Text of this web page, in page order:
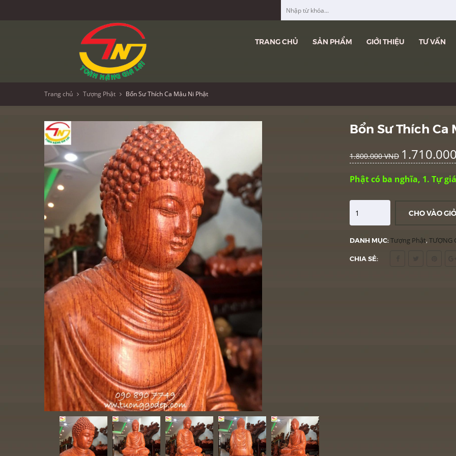
TRANG CHỦ SẢN PHẨM GIỚI THIỆU TƯ VẤN
Trang chủ Tượng Phật Bổn Sư Thích Ca Mâu Ni Phật
Bổn Sư Thích Ca
1.800.000 VND
Phật có ba nghĩa, 1. Tự
CHO VÀO
DANH MỤC:Tượng Phật,TƯỢNG
CHIA SẺ: